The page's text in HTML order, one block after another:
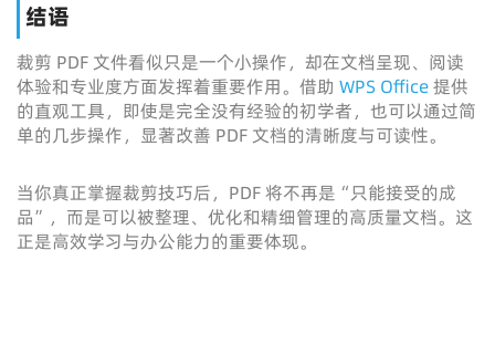
结语
裁剪 PDF 文件看似只是一个小操作，却在文档呈现、阅读
体验和专业度方面发挥着重要作用。借助 WPS Office提供
的直观工具，即使是完全没有经验的初学者，也可以通过简
单的几步操作，显著改善 PDF 文档的清晰度与可读性。
当你真正掌握裁剪技巧后，PDF 将不再是“只能接受的成
品”，而是可以被整理、优化和精细管理的高质量文档。这
正是高效学习与办公能力的重要体现。